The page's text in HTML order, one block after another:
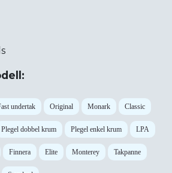
undertak Original Monark Classic
Plegel dobbel krum Plegel enkel krum LPA
Finnera Elite Monterey Takpanne